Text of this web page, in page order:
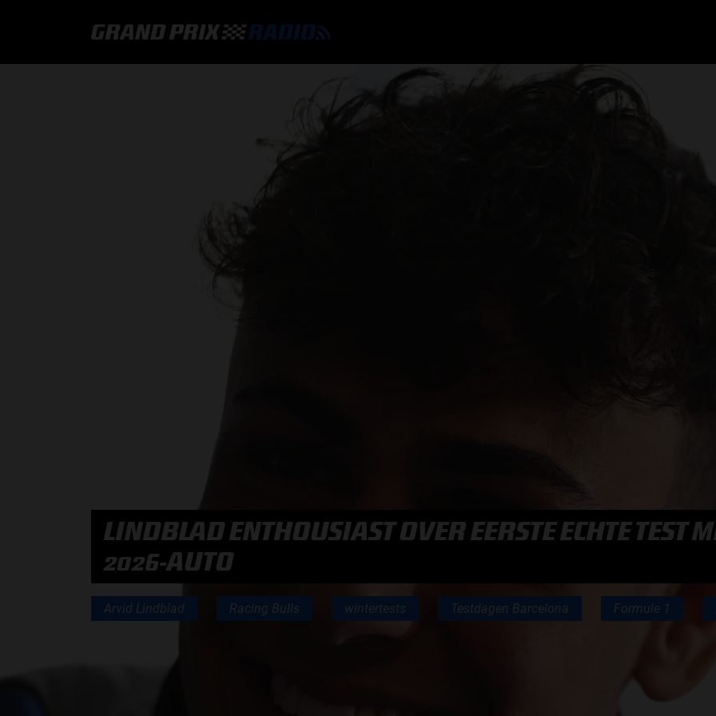
LINDBLAD ENTHOUSIAST OVER EERSTE ECHTE TEST
2026-AUTO
Arvid Lindblad Racing Bulls wintertests Testdagen Barcelona Formule 1
PODCAST F1 AAN TAFEL
PODCAST AUTOSPORT AAN TAFEL
NEEM CONTACT OP